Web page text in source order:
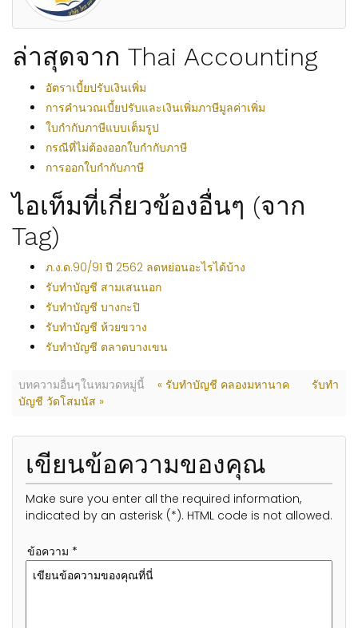
ล่าสุดจาก Thai Accounting
อัตราเบี้ยปรับเงินเพิ่ม
การคำนวณเบี้ยปรับและเงินเพิ่มภาษีมูลค่าเพิ่ม
ใบกำกับภาษีแบบเต็มรูป
กรณีที่ไม่ต้องออกใบกำกับภาษี
การออกใบกำกับภาษี
ไอเท็มที่เกี่ยวข้องอื่นๆ (จาก
Tag)
ภ.ง.ด.90/91 ปี 2562 ลดหย่อนอะไรได้บ้าง
รับทำบัญชี สามเสนนอก
รับทำบัญชี บางกะปิ
รับทำบัญชี ห้วยขวาง
รับทำบัญชี ตลาดบางเขน
บทความอื่นๆในหมวดหมู่นี้ « รับทำบัญชี คลองมหานาค
รับทำ
บัญชี วัดโสมนัส »
เขียนข้อความของคุณ
Make sure you enter all the required information,
indicated by an asterisk (*). HTML code is not allowed.
ข้อความ *